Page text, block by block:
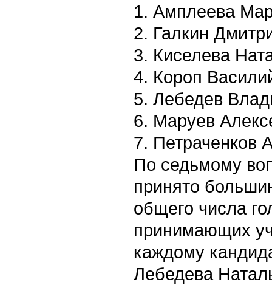
1. Амплеева
2. Галкин
3. Киселева
4. Короп
5. Лебедев
6. Маруев
7. Петраченков
По седьмому
принято
общего числа
принимающих
каждому
Лебедева